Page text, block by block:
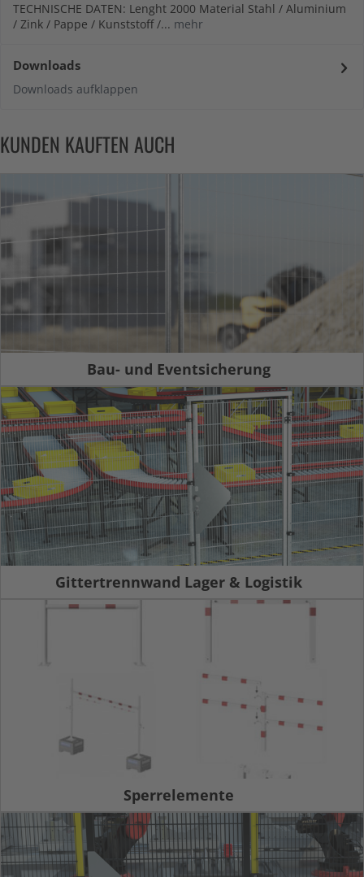
TECHNISCHE DATEN: Lenght 2000 Material Stahl / Aluminium
/ Zink / Pappe / Kunststoff /... mehr
Downloads
Downloads aufklappen
KUNDEN KAUFTEN AUCH
Bau- und Eventsicherung
Gittertrennwand Lager & Logistik
Sperrelemente